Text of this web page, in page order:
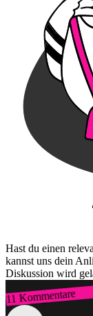
Hast du einen
kannst uns dein
Diskussion wird
11 Kommentare
Zum Login